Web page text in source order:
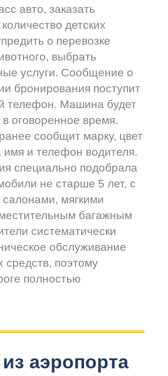
авто, заказать
детских
о перевозке
выбрать
услуги. Сообщение о
бронирования поступит
телефон. Машина будет
оговоренное время.
сообщит марку, цвет
имя и телефон водителя.
специально подобрала
не старше 5 лет, с
мягкими
багажным
систематически
обслуживание
средств, поэтому
полностью
аэропорта